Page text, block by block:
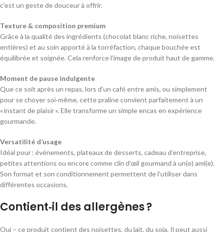
c’est un geste de douceur à offrir.
Texture & composition premium
Grâce à la qualité des ingrédients (chocolat blanc riche, noisettes
entières) et au soin apporté à la torréfaction, chaque bouchée est
équilibrée et soignée. Cela renforce l’image de produit haut de gamme.
Moment de pause indulgente
Que ce soit après un repas, lors d’un café entre amis, ou simplement
pour se choyer soi‑même, cette praline convient parfaitement à un
« instant de plaisir ». Elle transforme un simple encas en expérience
gourmande.
Versatilité d’usage
Idéal pour : événements, plateaux de desserts, cadeau d’entreprise,
petites attentions ou encore comme clin d’œil gourmand à un(e) ami(e).
Son format et son conditionnement permettent de l’utiliser dans
différentes occasions.
Contient‑il des allergènes ?
Oui – ce produit contient des noisettes, du lait, du soja. Il peut aussi